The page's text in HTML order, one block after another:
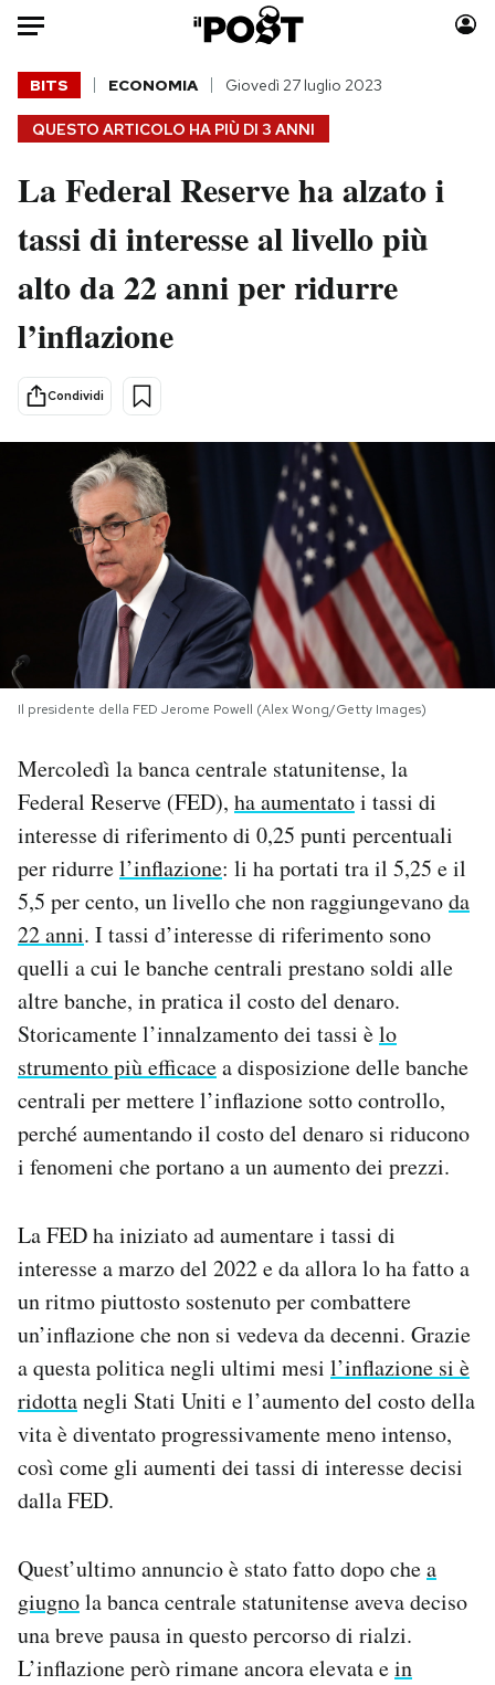
Auto
HOME
Italia
Politica
Tecnologia
Scienza
Cultura
Economia
Sport
Moda
Consumismi
Storie/Idee
Mondiali calcio 2026
PODCAST
NEWSLETTER
I MIEI PREFERITI
SHOP
CALENDARIO
AREA PERSONALE
Area Personale
Newsletter
Notifiche mobile
Regala il Post
Hai bisogno di aiuto?
Esci
QUESTO ARTICOLO HA PIÙ DI 3 ANNI
BITS ECONOMIA Giovedì 27 luglio 2023
La Federal Reserve ha alzato i
tassi di interesse al livello più
alto da 22 anni per ridurre
l’inflazione
Condividi
Il presidente della FED Jerome Powell (Alex Wong/Getty Images)
Mercoledì la banca centrale statunitense, la
Federal Reserve (FED), ha aumentatoi tassi di
interesse di riferimento di 0,25 punti percentuali
per ridurrel’inflazione: li ha portati tra il 5,25 e il
5,5 per cento, un livello che non raggiungevanoda
22 anni. I tassi d’interesse di riferimento sono
quelli a cui le banche centrali prestano soldi alle
altre banche, in pratica il costo del denaro.
Storicamente l’innalzamento dei tassi èlo
strumento più efficacea disposizione delle banche
centrali per mettere l’inflazione sotto controllo,
perché aumentando il costo del denaro si riducono
i fenomeni che portano a un aumento dei prezzi.
La FED ha iniziato ad aumentare i tassi di
interesse a marzo del 2022 e da allora lo ha fatto a
un ritmo piuttosto sostenuto per combattere
un’inflazione che non si vedeva da decenni. Grazie
a questa politica negli ultimi mesi l’inflazione si è
ridottanegli Stati Uniti e l’aumento del costo della
vita è diventato progressivamente meno intenso,
così come gli aumenti dei tassi di interesse decisi
dalla FED.
Quest’ultimo annuncio è stato fatto dopo chea
giugnola banca centrale statunitense aveva deciso
una breve pausa in questo percorso di rialzi.
L’inflazione però rimane ancora elevata ein